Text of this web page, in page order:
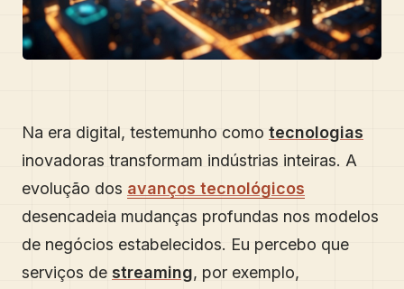
Na era digital, testemunho como tecnologias
inovadoras transformam indústrias inteiras. A
evolução dos avanços tecnológicos
desencadeia mudanças profundas nos modelos
de negócios estabelecidos. Eu percebo que
serviços de streaming, por exemplo,